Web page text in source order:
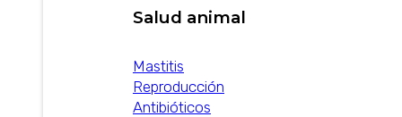
Salud animal
Mastitis
Reproducción
Antibióticos